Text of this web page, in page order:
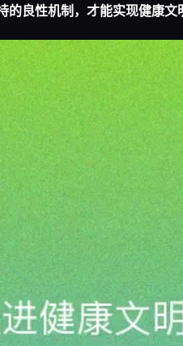
良性机制，才能实现健康